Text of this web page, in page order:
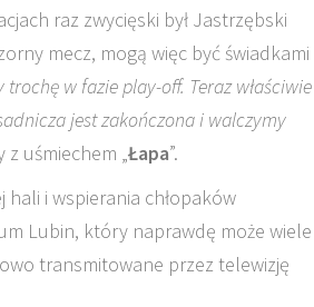
raz zwycięski był Jastrzębski
mecz, mogą więc być świadkami
w fazie play-off. Teraz właściwie
jest zakończona i walczymy
z uśmiechem „Łapa”.
i wspierania chłopaków
Lubin, który naprawdę może wiele
transmitowane przez telewizję